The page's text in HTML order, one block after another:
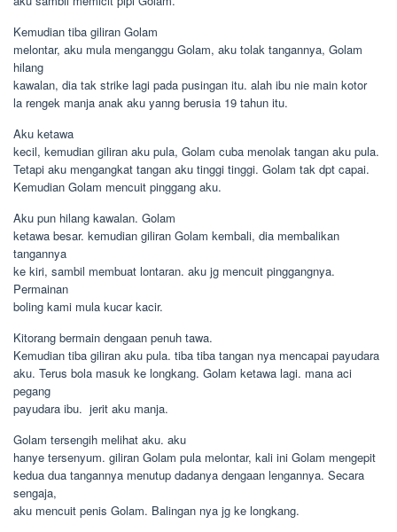
Kemudian tiba giliran Golam
melontar, aku mula menganggu Golam, aku tolak tangannya, Golam
hilang
kawalan, dia tak strike lagi pada pusingan itu. alah ibu nie main kotor
la rengek manja anak aku yanng berusia 19 tahun itu.
Aku ketawa
kecil, kemudian giliran aku pula, Golam cuba menolak tangan aku pula.
Tetapi aku mengangkat tangan aku tinggi tinggi. Golam tak dpt capai.
Kemudian Golam mencuit pinggang aku.
Aku pun hilang kawalan. Golam
ketawa besar. kemudian giliran Golam kembali, dia membalikan
tangannya
ke kiri, sambil membuat lontaran. aku jg mencuit pinggangnya.
Permainan
boling kami mula kucar kacir.
Kitorang bermain dengaan penuh tawa.
Kemudian tiba giliran aku pula. tiba tiba tangan nya mencapai payudara
aku. Terus bola masuk ke longkang. Golam ketawa lagi. mana aci
pegang
payudara ibu.  jerit aku manja.
Golam tersengih melihat aku. aku
hanye tersenyum. giliran Golam pula melontar, kali ini Golam mengepit
kedua dua tangannya menutup dadanya dengaan lengannya. Secara
sengaja,
aku mencuit penis Golam. Balingan nya jg ke longkang.